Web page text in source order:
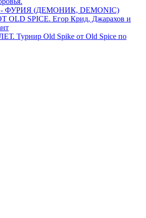
- ФУРИЯ (ДЕМОНИК, DEMONIC)
SPICE. Егор Крид, Джарахов и
Турнир Old Spike от Old Spice по